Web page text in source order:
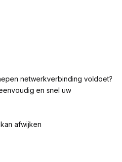
netwerkverbinding voldoet?
en snel uw
afwijken